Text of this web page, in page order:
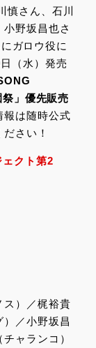
慎さん、石川
野坂昌也さ
ガロウ役に
（水）発売
」優先販売
報は随時公式
さい！
クト第2
ス）／梶裕貴
）／小野坂昌
ャランコ）